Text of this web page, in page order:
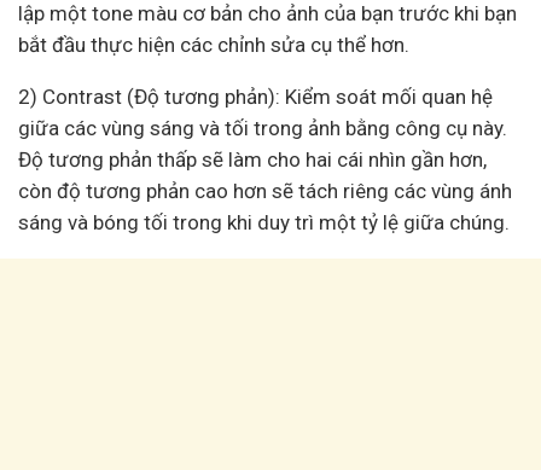
lập một tone màu cơ bản cho ảnh của bạn trước khi bạn
bắt đầu thực hiện các chỉnh sửa cụ thể hơn.
2) Contrast (Độ tương phản): Kiểm soát mối quan hệ
giữa các vùng sáng và tối trong ảnh bằng công cụ này.
Độ tương phản thấp sẽ làm cho hai cái nhìn gần hơn,
còn độ tương phản cao hơn sẽ tách riêng các vùng ánh
sáng và bóng tối trong khi duy trì một tỷ lệ giữa chúng.